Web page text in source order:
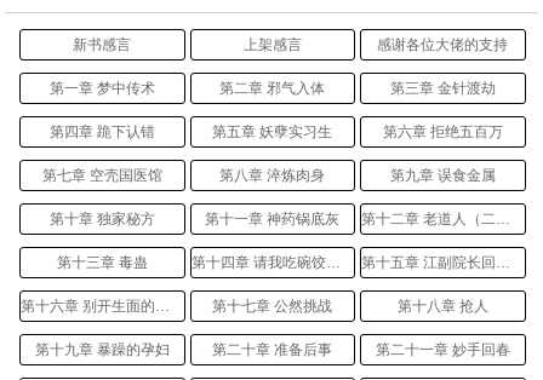
新书感言 上架感言 感谢各位大佬的支持
第一章 梦中传术 第二章 邪气入体 第三章 金针渡劫
第四章 跪下认错 第五章 妖孽实习生 第六章 拒绝五百万
第七章 空壳国医馆 第八章 淬炼肉身 第九章 误食金属
第十章 独家秘方 第十一章 神药锅底灰 第十二章 老道人（二更感谢）
第十三章 毒蛊 第十四章 请我吃碗饺子吧！ 第十五章 江副院长回国了
第十六章 别开生面的查房 第十七章 公然挑战 第十八章 抢人
第十九章 暴躁的孕妇 第二十章 准备后事 第二十一章 妙手回春